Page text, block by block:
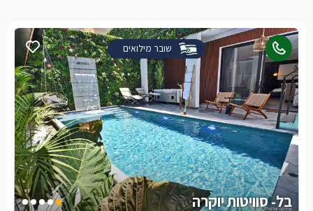
שובר מילואים
בל- סוויטות יוקרה